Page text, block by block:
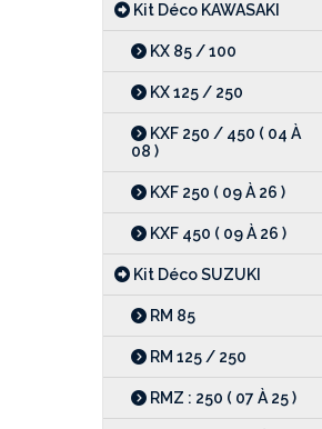
Kit Déco KAWASAKI
KX 85 / 100
KX 125 / 250
KXF 250 / 450 ( 04 À
08 )
KXF 250 ( 09 À 26 )
KXF 450 ( 09 À 26 )
Kit Déco SUZUKI
RM 85
RM 125 / 250
RMZ : 250 ( 07 À 25 )